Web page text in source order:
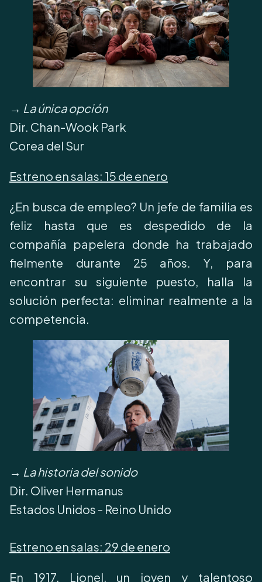
→ La única opción
Dir. Chan-Wook Park
Corea del Sur
Estreno en salas: 15 de enero
¿En busca de empleo? Un jefe de familia es
feliz hasta que es despedido de la
compañía papelera donde ha trabajado
fielmente durante 25 años. Y, para
encontrar su siguiente puesto, halla la
solución perfecta: eliminar realmente a la
competencia.
→ La historia del sonido
Dir. Oliver Hermanus
Estados Unidos - Reino Unido
Estreno en salas: 29 de enero
En 1917, Lionel, un joven y talentoso